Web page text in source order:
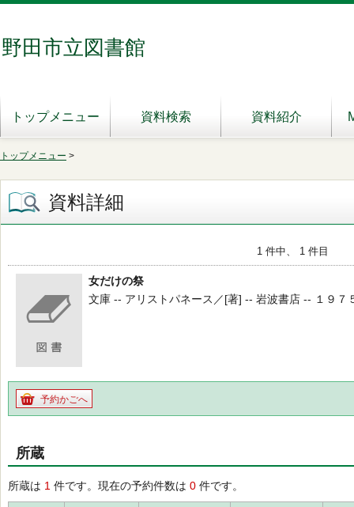
野田市立図書館
トップメニュー 資料検索 資料紹介
トップメニュー >
資料詳細
1 件中、 1 件目
女だけの祭
文庫 -- アリストパネース／[著] -- 岩波書店 -- １９７
予約かごへ
所蔵
所蔵は 1 件です。現在の予約件数は 0 件です。